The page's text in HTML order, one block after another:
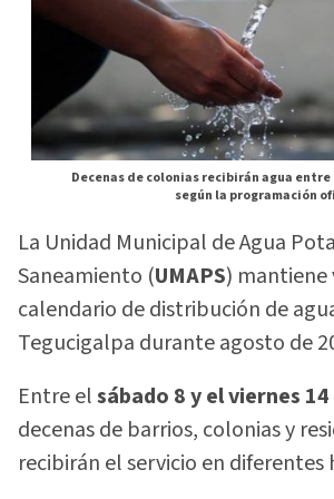
Decenas de colonias recibirán agua entre
según la programación
La Unidad Municipal de Agua
Saneamiento (UMAPS) mantiene
calendario de distribución de
Tegucigalpa durante agosto de
Entre elsábado 8 y el viernes
decenas de barrios, colonias y
recibirán el servicio en diferentes